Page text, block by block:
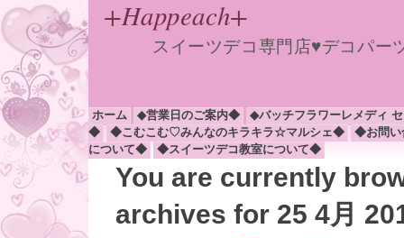
+Happeach+
スイーツデコ専門店♥デコパ
ホーム ◆営業日のご案内◆
◆バッチフラワーレメディ
◆
◆こむこむ♡みんなのキラキラ☆マルシェ◆
◆お問
について◆
◆スイーツデコ教室について◆
You are currently
archives for 25 4月